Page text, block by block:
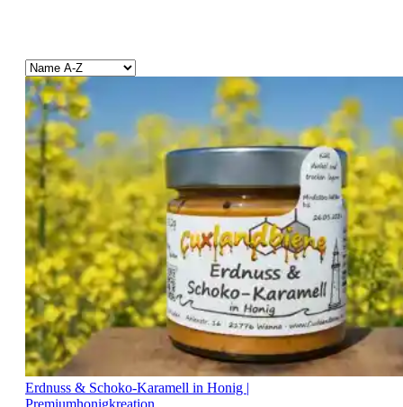
Erdnuss & Schoko-Karamell in Honig |